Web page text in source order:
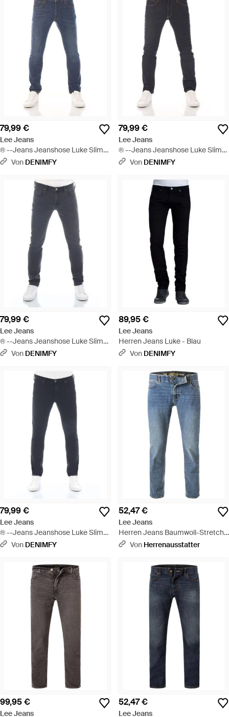
79,99 €
Lee Jeans
® --Jeans Jeanshose Luke Slim
Fit Tapered Denim Hose mit
Von DENIMFY
79,99 €
Lee Jeans
® --Jeans Jeanshose Luke Slim
Fit Tapered Denim Hose mit
Von DENIMFY
79,99 €
Lee Jeans
® --Jeans Jeanshose Luke Slim
Fit Tapered Denim Hose mit
Von DENIMFY
89,95 €
Lee Jeans
Herren Jeans Luke - Blau
Von DENIMFY
79,99 €
Lee Jeans
® --Jeans Jeanshose Luke Slim
Fit Tapered Denim Hose mit
Von DENIMFY
52,47 €
Lee Jeans
Herren Jeans Baumwoll-Stretch
Slim Fit - Blau
Von Herrenausstatter
99,95 €
Lee Jeans
52,47 €
Lee Jeans